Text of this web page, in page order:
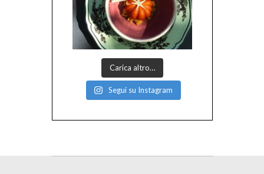
Carica altro…
Segui su Instagram